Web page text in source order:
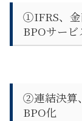
①IFRS、金
BPOサー
②連結決算
BPO化